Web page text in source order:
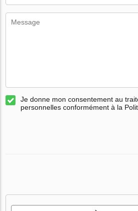
Je donne mon consentement au
personnelles conformément à la